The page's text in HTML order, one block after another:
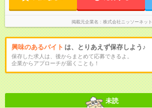
掲載元企業名 株式会社ニッソーネット
興味のあるバイト は、とりあえず保存しよう♪
保存した求人は、後からまとめて応募できるよ。
企業からアプローチが届くことも！
未読